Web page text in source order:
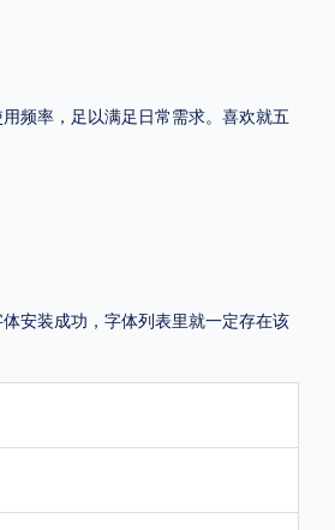
频率，足以满足日常需求。喜欢就五
安装成功，字体列表里就一定存在该